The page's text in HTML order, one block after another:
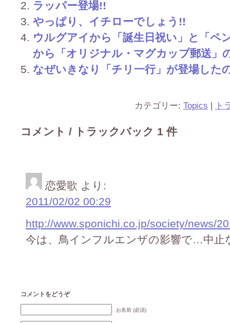
ラッパー登場!!
やっぱり、イチローでしょう!!
ウルグアイから「誕生日祝い」と「ペ
から「オリジナル・マグカップ郵送」
なぜいきなり「チリ一行」が登場した
カテゴリー: Topics | ト
コメント / トラックバック 1 件
恋愛歌 より:
2011/02/02 00:29
http://www.sponichi.co.jp/society/news/
今は、鳥インフルエンザの影響で…中止
コメントをどうぞ
お名前 (必須)